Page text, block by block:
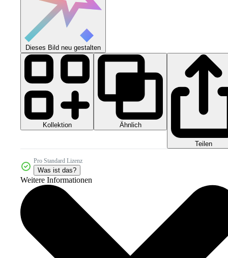
Dieses Bild neu gestalten
Kollektion Ähnlich
Teilen
Pro Standard Lizenz
Was ist das?
Weitere Informationen